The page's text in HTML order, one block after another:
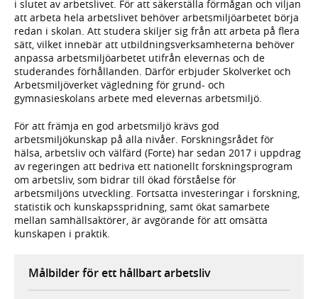
i slutet av arbetslivet. För att säkerställa förmågan och viljan
att arbeta hela arbetslivet behöver arbetsmiljöarbetet börja
redan i skolan. Att studera skiljer sig från att arbeta på flera
sätt, vilket innebär att utbildningsverksamheterna behöver
anpassa arbetsmiljöarbetet utifrån elevernas och de
studerandes förhållanden. Därför erbjuder Skolverket och
Arbetsmiljöverket vägledning för grund- och
gymnasieskolans arbete med elevernas arbetsmiljö.
För att främja en god arbetsmiljö krävs god
arbetsmiljökunskap på alla nivåer. Forskningsrådet för
hälsa, arbetsliv och välfärd (Forte) har sedan 2017 i uppdrag
av regeringen att bedriva ett nationellt forskningsprogram
om arbetsliv, som bidrar till ökad förståelse för
arbetsmiljöns utveckling. Fortsatta investeringar i forskning,
statistik och kunskapsspridning, samt ökat samarbete
mellan samhällsaktörer, är avgörande för att omsätta
kunskapen i praktik.
Målbilder för ett hållbart arbetsliv